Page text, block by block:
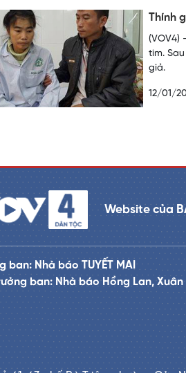
Thính
(VOV4)
tim.
giả.
12/01/
Website của
ban: Nhà báo TUYẾT MAI
ban: Nhà báo Hồng Lan,